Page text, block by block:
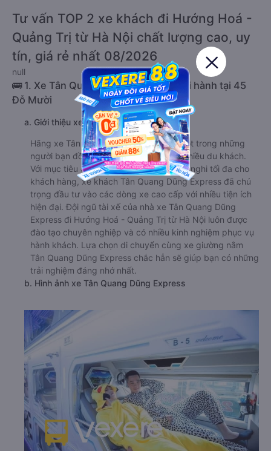
Tư vấn TOP 2 xe khách đi Hướng Hoá -
Quảng Trị từ Hà Nội chất lượng cao, uy
tín, giá rẻ nhất 08/2026
null
🚌 1. Xe Tân Quang Dũng Express khởi hành tại 45
Đỗ Mười
a. Giới thiệu xe Tân Quang Dũng Express
Hãng xe Tân Quang Dũng Express là một trong những
người bạn đồng hành đáng tin cậy với nhiều du khách.
Với mục tiêu đem lại sự thoải mái và tiện nghi tối đa cho
khách hàng, xe khách Tân Quang Dũng Express đã chú
trọng đầu tư vào các dòng xe cao cấp với nhiều tiện ích
hiện đại. Đội ngũ tài xế của nhà xe Tân Quang Dũng
Express đi Hướng Hoá - Quảng Trị từ Hà Nội luôn được
đào tạo chuyên nghiệp và có nhiều kinh nghiệm phục vụ
hành khách. Lựa chọn di chuyển cùng xe giường nằm
Tân Quang Dũng Express chắc hẳn sẽ giúp bạn có những
trải nghiệm đáng nhớ nhất.
b. Hình ảnh xe Tân Quang Dũng Express